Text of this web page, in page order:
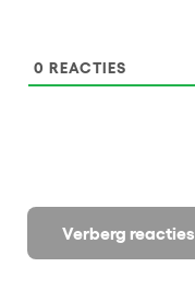
Verberg reacties
0 REACTIES